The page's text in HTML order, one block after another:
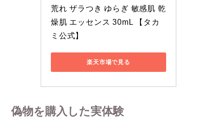
荒れ ザラつき ゆらぎ 敏感肌 乾
燥肌 エッセンス 30mL 【タカ
ミ公式】
楽天市場で見る
偽物を購入した実体験